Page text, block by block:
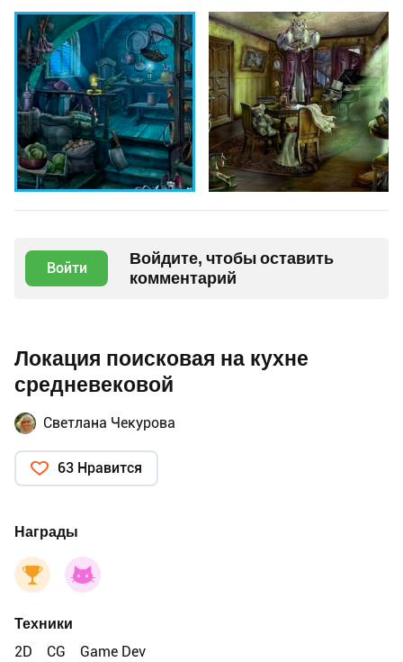
Войти
Войдите, чтобы оставить
комментарий
Локация поисковая на кухне
средневековой
Светлана Чекурова
63 Нравится
Награды
Техники
2D
CG Game Dev